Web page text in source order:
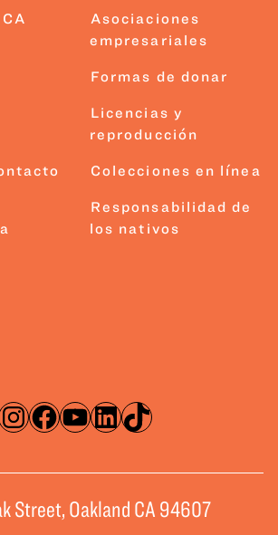
Asociaciones
empresariales
Formas de donar
Licencias y
reproducción
Colecciones en línea
Responsabilidad de
los nativos
Facebook
YouTube
LinkedIn
TikTok
Street, Oakland CA 94607